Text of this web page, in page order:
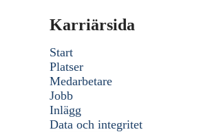
Karriärsida
Start
Platser
Medarbetare
Jobb
Inlägg
Data och integritet